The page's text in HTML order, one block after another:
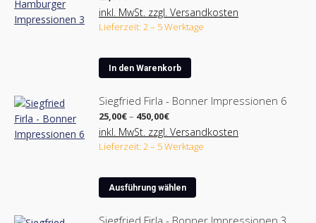
werden
auf.
Die
Produktseite
werden
inkl. MwSt. zzgl. Versandkosten
Lieferzeit: 2 – 5 Werktage
In den Warenkorb
Siegfried Firla - Bonner Impressionen 6
25,00€– 450,00€Preisspanne:
25,00€
bis
450,00€
inkl. MwSt. zzgl. Versandkosten
Lieferzeit: 2 – 5 Werktage
Ausführung wählen
Dieses
Produkt
weist
Siegfried Firla - Bonner Impressionen 3